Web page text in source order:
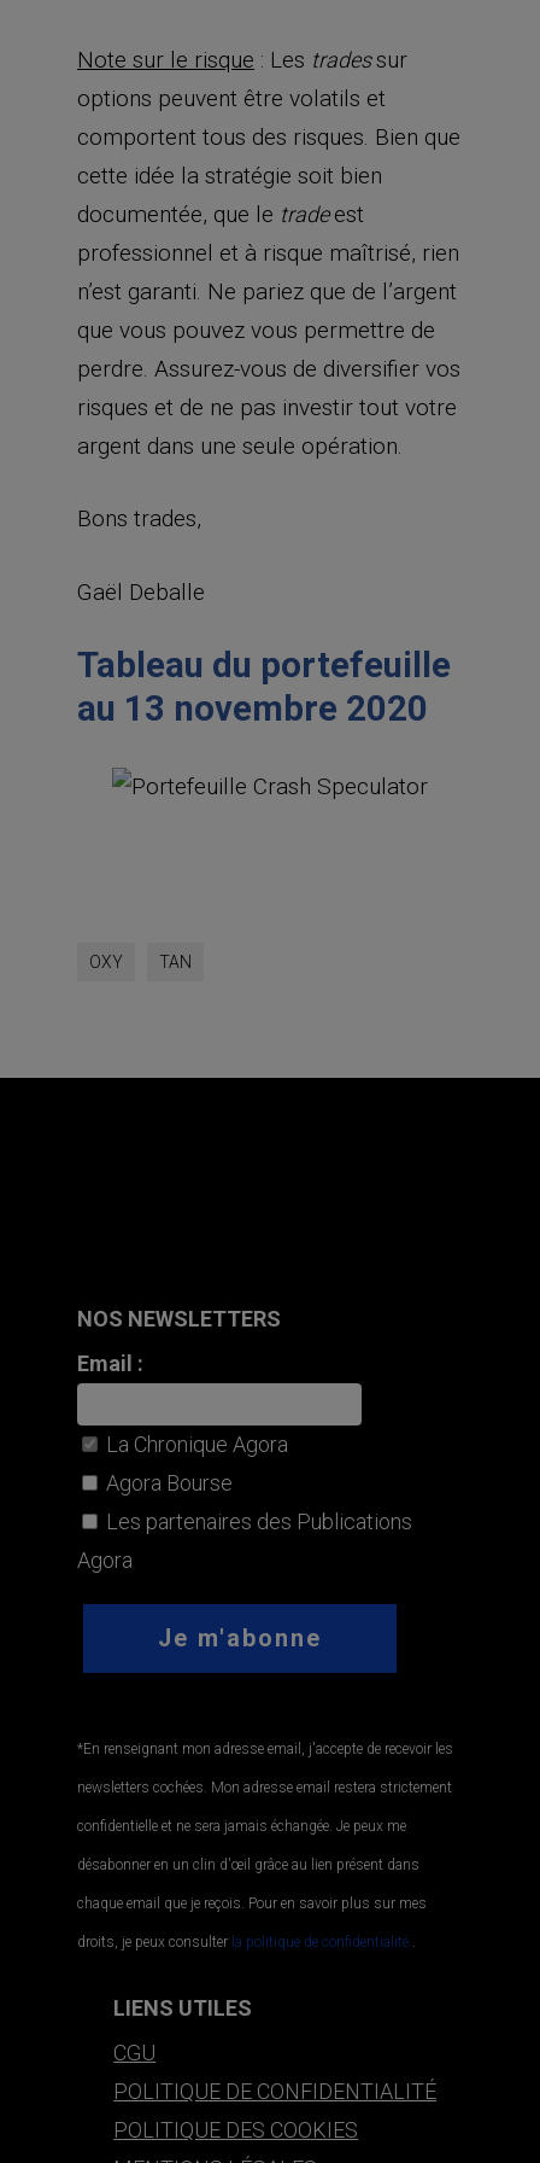
Note sur le risque : Les tradessur
options peuvent être volatils et
comportent tous des risques. Bien que
cette idée la stratégie soit bien
documentée, que le tradeest
professionnel et à risque maîtrisé, rien
n’est garanti. Ne pariez que de l’argent
que vous pouvez vous permettre de
perdre. Assurez-vous de diversifier vos
risques et de ne pas investir tout votre
argent dans une seule opération.
Bons trades,
Gaël Deballe
Tableau du portefeuille
au 13 novembre 2020
OXY TAN
NOS NEWSLETTERS
Email :
La Chronique Agora
Agora Bourse
Les partenaires des Publications
Agora
*En renseignant mon adresse email, j'accepte de recevoir les
newsletters cochées. Mon adresse email restera strictement
confidentielle et ne sera jamais échangée. Je peux me
désabonner en un clin d'œil grâce au lien présent dans
chaque email que je reçois. Pour en savoir plus sur mes
droits, je peux consulter la politique de confidentialité..
LIENS UTILES
CGU
POLITIQUE DE CONFIDENTIALITÉ
POLITIQUE DES COOKIES